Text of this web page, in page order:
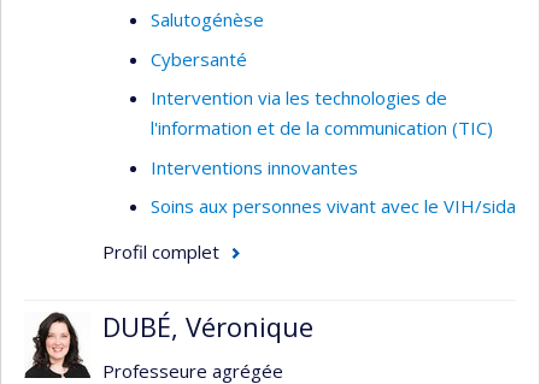
Salutogénèse
Cybersanté
Intervention via les technologies de
l'information et de la communication (TIC)
Interventions innovantes
Soins aux personnes vivant avec le VIH/sida
Profil complet
DUBÉ, Véronique
Professeure agrégée